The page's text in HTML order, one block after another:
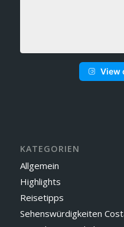
View
KATEGORIEN
Allgemein
Highlights
Reisetipps
Sehenswürdigkeiten